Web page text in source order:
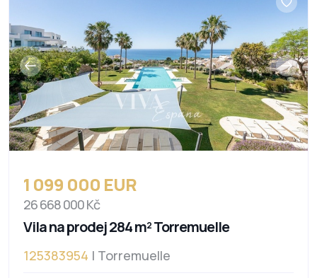
1 099 000 EUR
26 668 000 Kč
Vila na prodej 284 m² Torremuelle
125383954 | Torremuelle